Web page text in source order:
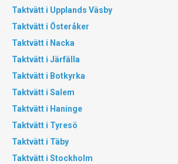
Taktvätt i Upplands Väsby
Taktvätt i Österåker
Taktvätt i Nacka
Taktvätt i Järfälla
Taktvätt i Botkyrka
Taktvätt i Salem
Taktvätt i Haninge
Taktvätt i Tyresö
Taktvätt i Täby
Taktvätt i Stockholm